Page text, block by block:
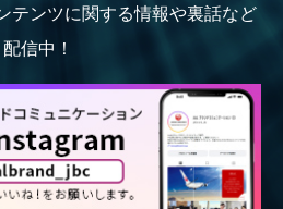
ンツに関する情報や裏話など
配信中！